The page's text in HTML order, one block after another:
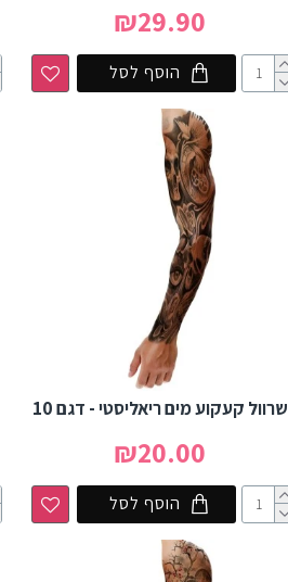
₪29.90
הוסף לסל
שרוול קעקוע מים ריאליסטי - דגם 10
₪20.00
הוסף לסל